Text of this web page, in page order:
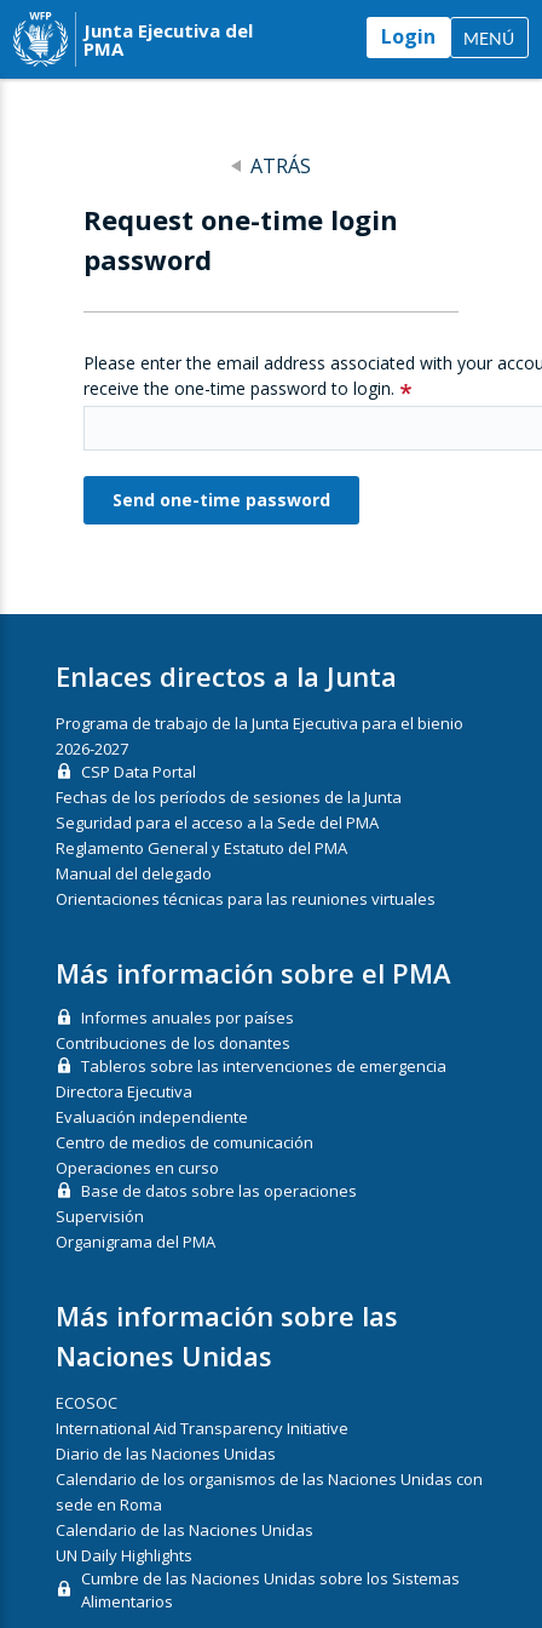
Junta Ejecutiva del
PMA Login MENÚ
ATRÁS
Request one-time login
password
Please enter the email address associated with your
receive the one-time password to login.
Enlaces directos a la Junta
Programa de trabajo de la Junta Ejecutiva para el bienio
2026-2027
CSP Data Portal
Fechas de los períodos de sesiones de la Junta
Seguridad para el acceso a la Sede del PMA
Reglamento General y Estatuto del PMA
Manual del delegado
Orientaciones técnicas para las reuniones virtuales
Más información sobre el PMA
Informes anuales por países
Contribuciones de los donantes
Tableros sobre las intervenciones de emergencia
Directora Ejecutiva
Evaluación independiente
Centro de medios de comunicación
Operaciones en curso
Base de datos sobre las operaciones
Supervisión
Organigrama del PMA
Más información sobre las
Naciones Unidas
ECOSOC
International Aid Transparency Initiative
Diario de las Naciones Unidas
Calendario de los organismos de las Naciones Unidas con
sede en Roma
Calendario de las Naciones Unidas
UN Daily Highlights
Cumbre de las Naciones Unidas sobre los Sistemas
Alimentarios